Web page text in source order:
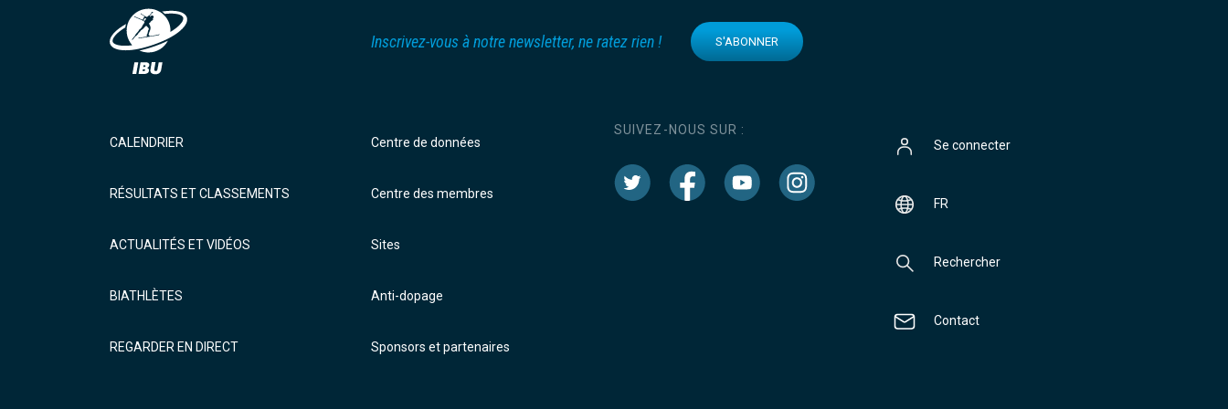
Inscrivez-vous à notre newsletter, ne ratez rien ! S'ABONNER
CALENDRIER
RÉSULTATS ET CLASSEMENTS
ACTUALITÉS ET VIDÉOS
BIATHLÈTES
REGARDER EN DIRECT
Centre de données
Centre des membres
Sites
Anti-dopage
Sponsors et partenaires
SUIVEZ-NOUS SUR :
Se connecter
FR
Rechercher
Contact